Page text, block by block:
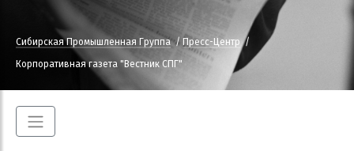
Сибирская Промышленная Группа
Пресс-Центр
Корпоративная газета "Вестник СПГ"